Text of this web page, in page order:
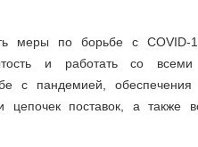
меры по борьбе с COVID-
и работать со
с пандемией, обеспечения
цепочек поставок, а также